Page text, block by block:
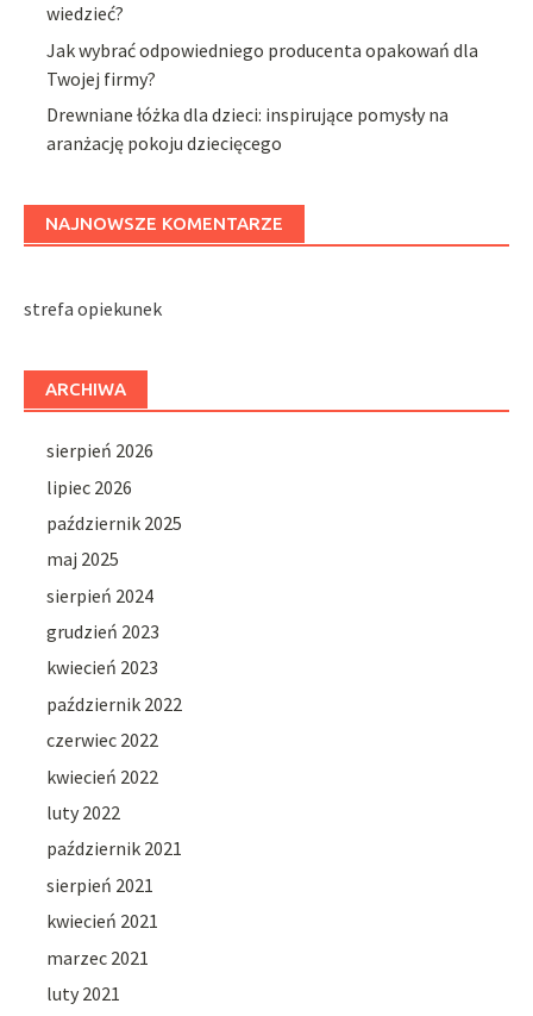
wiedzieć?
Jak wybrać odpowiedniego producenta opakowań dla
Twojej firmy?
Drewniane łóżka dla dzieci: inspirujące pomysły na
aranżację pokoju dziecięcego
NAJNOWSZE KOMENTARZE
strefa opiekunek
ARCHIWA
sierpień 2026
lipiec 2026
październik 2025
maj 2025
sierpień 2024
grudzień 2023
kwiecień 2023
październik 2022
czerwiec 2022
kwiecień 2022
luty 2022
październik 2021
sierpień 2021
kwiecień 2021
marzec 2021
luty 2021